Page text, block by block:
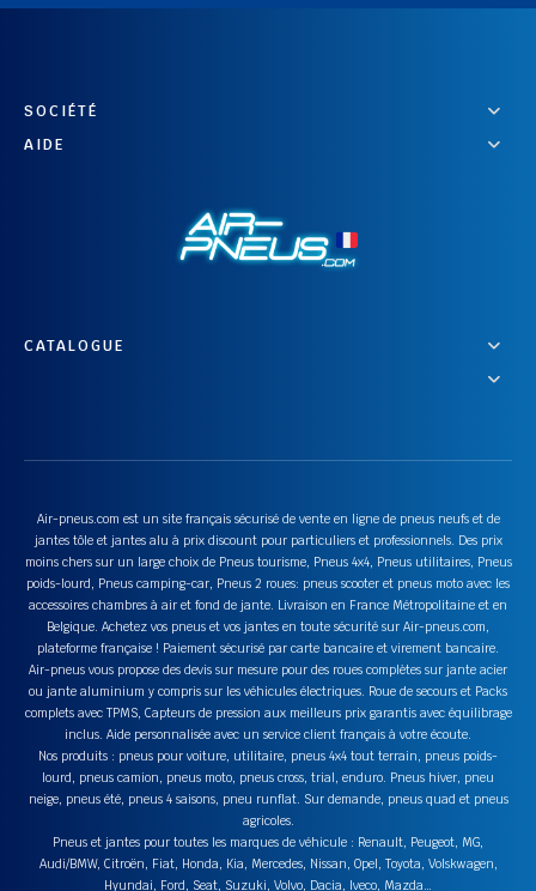
SOCIÉTÉ
AIDE
CATALOGUE
Air-pneus.com est un site français sécurisé de vente en ligne de pneus neufs et de
jantes tôle et jantes alu à prix discount pour particuliers et professionnels. Des prix
moins chers sur un large choix de Pneus tourisme, Pneus 4x4, Pneus utilitaires, Pneus
poids-lourd, Pneus camping-car, Pneus 2 roues: pneus scooter et pneus moto avec les
accessoires chambres à air et fond de jante. Livraison en France Métropolitaine et en
Belgique. Achetez vos pneus et vos jantes en toute sécurité sur Air-pneus.com,
plateforme française ! Paiement sécurisé par carte bancaire et virement bancaire.
Air-pneus vous propose des devis sur mesure pour des roues complètes sur jante acier
ou jante aluminium y compris sur les véhicules électriques. Roue de secours et Packs
complets avec TPMS, Capteurs de pression aux meilleurs prix garantis avec équilibrage
inclus. Aide personnalisée avec un service client français à votre écoute.
Nos produits : pneus pour voiture, utilitaire, pneus 4x4 tout terrain, pneus poids-
lourd, pneus camion, pneus moto, pneus cross, trial, enduro. Pneus hiver, pneu
neige, pneus été, pneus 4 saisons, pneu runflat. Sur demande, pneus quad et pneus
agricoles.
Pneus et jantes pour toutes les marques de véhicule : Renault, Peugeot, MG,
Audi/BMW, Citroën, Fiat, Honda, Kia, Mercedes, Nissan, Opel, Toyota, Volskwagen,
Hyundai, Ford, Seat, Suzuki, Volvo, Dacia, Iveco, Mazda…